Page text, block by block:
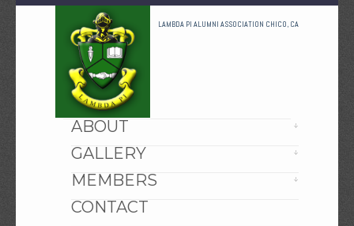
LAMBDA PI ALUMNI ASSOCIATION CHICO, CA
HOME
ABOUT
GALLERY
MEMBERS
CONTACT